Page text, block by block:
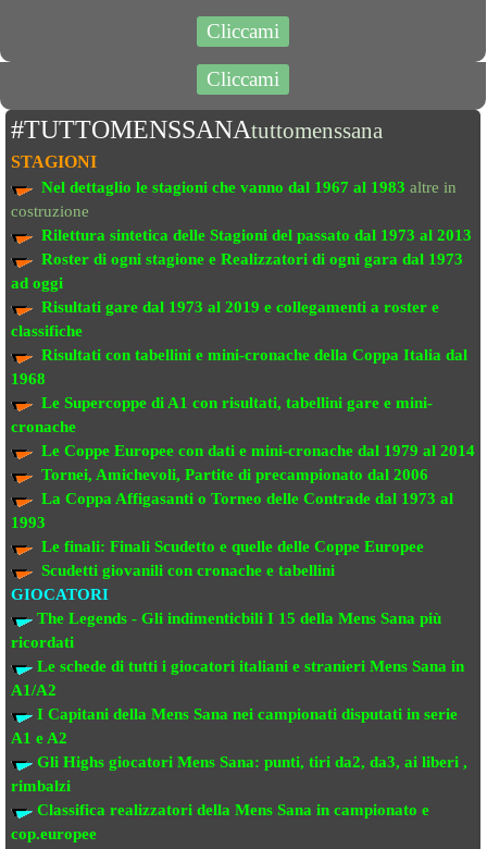
Cliccami
Cliccami
#TUTTOMENSSANAtuttomenssana
STAGIONI
Nel dettaglio le stagioni che vanno dal 1967 al 1983 altre in
costruzione
Rilettura sintetica delle Stagioni del passato dal 1973 al 2013
Roster di ogni stagione e Realizzatori di ogni gara dal 1973
ad oggi
Risultati gare dal 1973 al 2019 e collegamenti a roster e
classifiche
Risultati con tabellini e mini-cronache della Coppa Italia dal
1968
Le Supercoppe di A1 con risultati, tabellini gare e mini-
cronache
Le Coppe Europee con dati e mini-cronache dal 1979 al 2014
Tornei, Amichevoli, Partite di precampionato dal 2006
La Coppa Affigasanti o Torneo delle Contrade dal 1973 al
1993
Le finali: Finali Scudetto e quelle delle Coppe Europee
Scudetti giovanili con cronache e tabellini
GIOCATORI
The Legends - Gli indimenticbili I 15 della Mens Sana più
ricordati
Le schede di tutti i giocatori italiani e stranieri Mens Sana in
A1/A2
I Capitani della Mens Sana nei campionati disputati in serie
A1 e A2
Gli Highs giocatori Mens Sana: punti, tiri da2, da3, ai liberi ,
rimbalzi
Classifica realizzatori della Mens Sana in campionato e
cop.europee